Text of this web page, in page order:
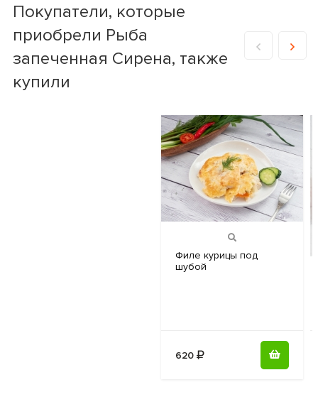
Покупатели, которые
приобрели Рыба
запеченная Сирена, также
купили
Филе курицы под
шубой
620